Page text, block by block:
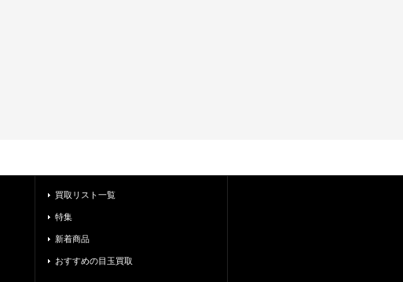
買取リスト一覧
特集
新着商品
おすすめの目玉買取